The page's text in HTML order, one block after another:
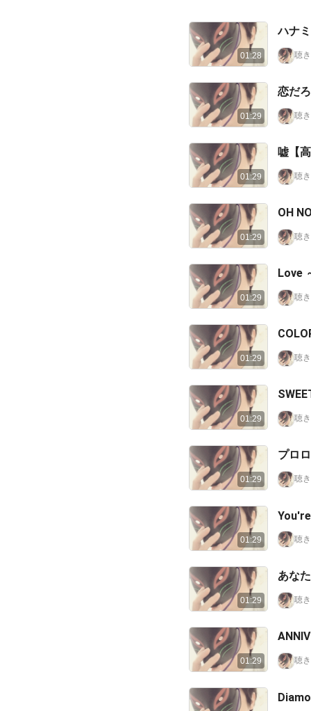
01:28
ハナ
聴
01:29
恋だ
聴
01:29
嘘【
聴
01:29
OH
聴
01:29
Love
聴
01:29 聴
01:29 聴
01:29
プロ
聴
01:29 聴
01:29
あな
聴
01:29 聴